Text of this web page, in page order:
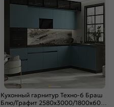
Кухонный гарнитур Техно-6 Браш
Блю/Графит 2580x3000/1800x600